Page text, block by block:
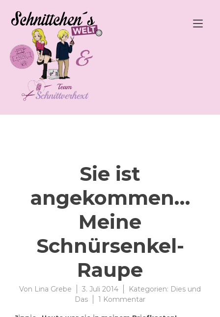
Inhalt
springen
Sie ist
angekommen…
Meine
Schnürsenkel-
Raupe
Von Lina Grebe 3. Juli 2014 Kategorien: Dies und
Das
1 Kommentarzu